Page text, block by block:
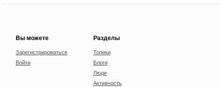
Вы можете
Зарегистрироваться
Войти
Разделы
Топики
Блоги
Люди
Активность